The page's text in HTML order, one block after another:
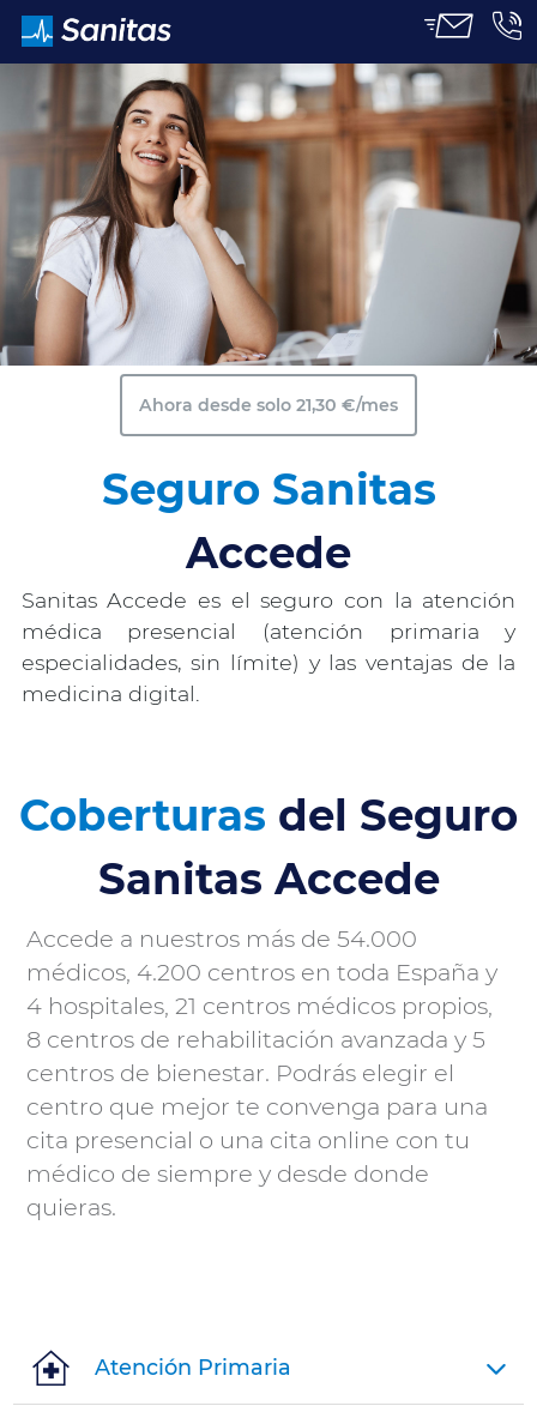
CERRAR
Conceptos
especiales
de
¿Qué es
Ahora desde solo 21,30 €/mes
Seguro Sanitas
Accede
Sanitas Accede es el seguro con la atención
médica presencial (atención primaria y
especialidades, sin límite) y las ventajas de la
medicina digital.
Coberturas del Seguro
Sanitas Accede
Accede a nuestros más de 54.000
médicos, 4.200 centros en toda España y
4 hospitales, 21 centros médicos propios,
8 centros de rehabilitación avanzada y 5
centros de bienestar. Podrás elegir el
centro que mejor te convenga para una
cita presencial o una cita online con tu
médico de siempre y desde donde
quieras.
Atención Primaria